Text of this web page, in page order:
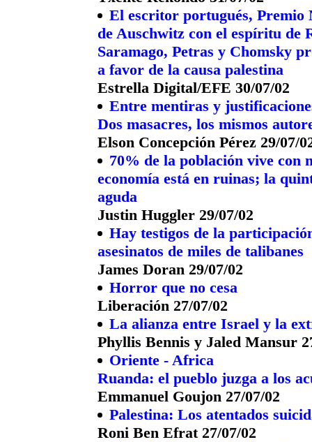
El escritor portugués,
de Auschwitz con el espíritu de
Saramago, Petras y Chomsky
a favor de la causa palestina
Estrella Digital/EFE 30/07/02
Entre mentiras y
Dos masacres, los mismos
Elson Concepción Pérez 29/07/
70% de la población vive con
economía está en ruinas; la
aguda
Justin Huggler 29/07/02
Hay testigos de la
asesinatos de miles de talibanes
James Doran 29/07/02
Horror que no cesa
Liberación 27/07/02
La alianza entre Israel y la
Phyllis Bennis y Jaled Mansur
Oriente - Africa
Ruanda: el pueblo juzga a los
Emmanuel Goujon 27/07/02
Palestina: Los atentados
Roni Ben Efrat 27/07/02